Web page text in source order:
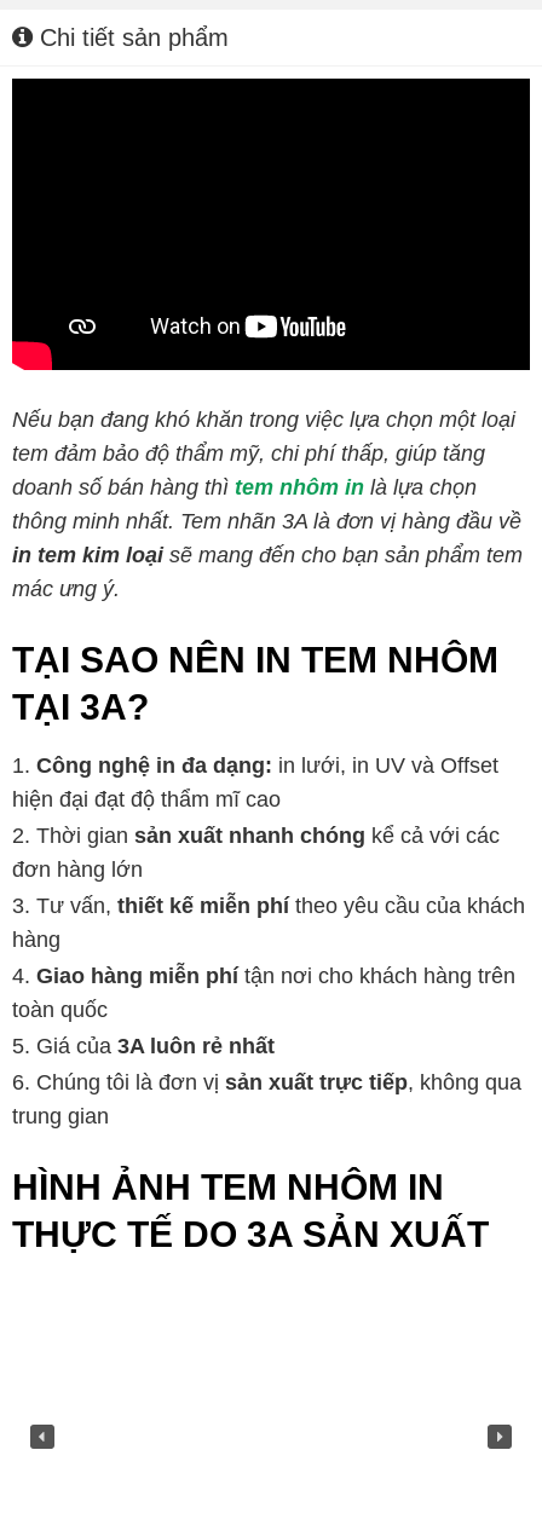
Chi tiết sản phẩm
Nếu bạn đang khó khăn trong việc lựa chọn một loại
tem đảm bảo độ thẩm mỹ, chi phí thấp, giúp tăng
doanh số bán hàng thì tem nhôm in là lựa chọn
thông minh nhất. Tem nhãn 3A là đơn vị hàng đầu về
in tem kim loạisẽ mang đến cho bạn sản phẩm tem
mác ưng ý.
TẠI SAO NÊN IN TEM NHÔM
TẠI 3A?
Công nghệ in đa dạng: in lưới, in UV và Offset
hiện đại đạt độ thẩm mĩ cao
Thời gian sản xuất nhanh chóng kể cả với các
đơn hàng lớn
Tư vấn, thiết kế miễn phítheo yêu cầu của khách
hàng
Giao hàng miễn phítận nơi cho khách hàng trên
toàn quốc
Giá của 3A luôn rẻ nhất
Chúng tôi là đơn vị sản xuất trực tiếp, không qua
trung gian
HÌNH ẢNH TEM NHÔM IN
THỰC TẾ DO 3A SẢN XUẤT